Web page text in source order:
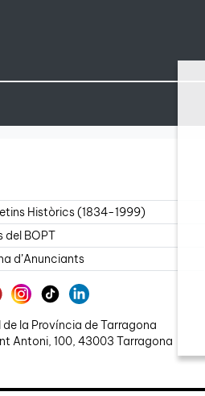
Històrics (1834-1999)
del BOPT
d’Anunciants
la Província de Tarragona
Antoni, 100, 43003 Tarragona